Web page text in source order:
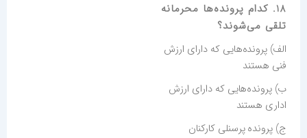
18. کدام پرونده‌ها محرمانه
تلقی می‌شوند؟
الف) پرونده‌هایی که دارای ارزش
فنی هستند
ب) پرونده‌هایی که دارای ارزش
اداری هستند
ج) پرونده پرسنلی کارکنان